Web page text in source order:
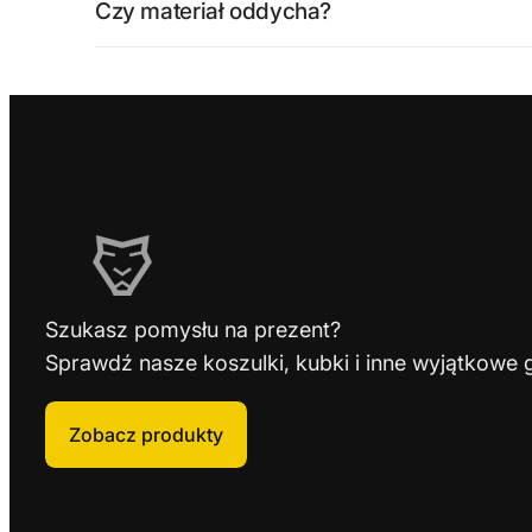
Czy materiał oddycha?
Szukasz pomysłu na prezent?
Sprawdź nasze koszulki, kubki i inne wyjątkowe
Zobacz produkty